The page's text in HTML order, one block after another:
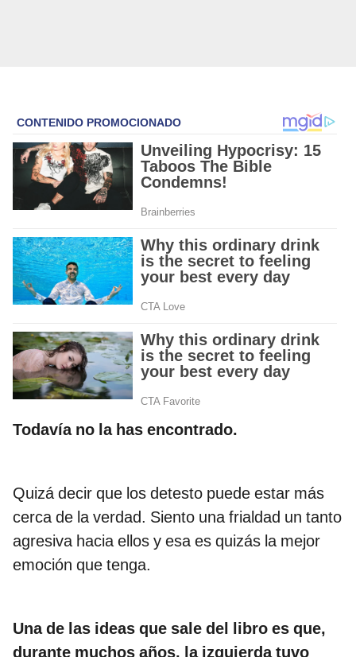
Todavía no la has encontrado.
Quizá decir que los detesto puede estar más
cerca de la verdad. Siento una frialdad un tanto
agresiva hacia ellos y esa es quizás la mejor
emoción que tenga.
Una de las ideas que sale del libro es que,
durante muchos años, la izquierda tuvo